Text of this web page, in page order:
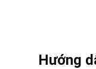
Hướng